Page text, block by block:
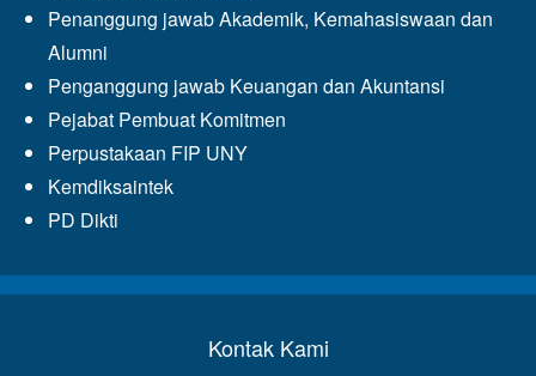
Penanggung jawab Akademik, Kemahasiswaan dan
Alumni
Penganggung jawab Keuangan dan Akuntansi
Pejabat Pembuat Komitmen
Perpustakaan FIP UNY
Kemdiksaintek
PD Dikti
Kontak Kami